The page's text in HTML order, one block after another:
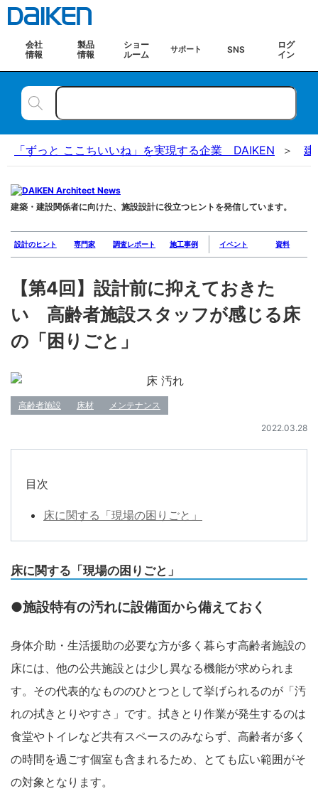
会社
情報
製品
情報
ショー
ルーム
サポート SNS
ログ
イン
「ずっと ここちいいね」を実現する企業 DAIKEN 建
建築・建設関係者に向けた、施設設計に役立つヒントを発信しています。
設計のヒント 専門家 調査レポート 施工事例 イベント 資料
【第4回】設計前に抑えておきた
い 高齢者施設スタッフが感じる床
の「困りごと」
高齢者施設 床材 メンテナンス
2022.03.28
目次
床に関する「現場の困りごと」
床に関する「現場の困りごと」
●施設特有の汚れに設備面から備えておく
身体介助・生活援助の必要な方が多く暮らす高齢者施設の
床には、他の公共施設とは少し異なる機能が求められま
す。その代表的なもののひとつとして挙げられるのが「汚
れの拭きとりやすさ」です。拭きとり作業が発生するのは
食堂やトイレなど共有スペースのみならず、高齢者が多く
の時間を過ごす個室も含まれるため、とても広い範囲がそ
の対象となります。